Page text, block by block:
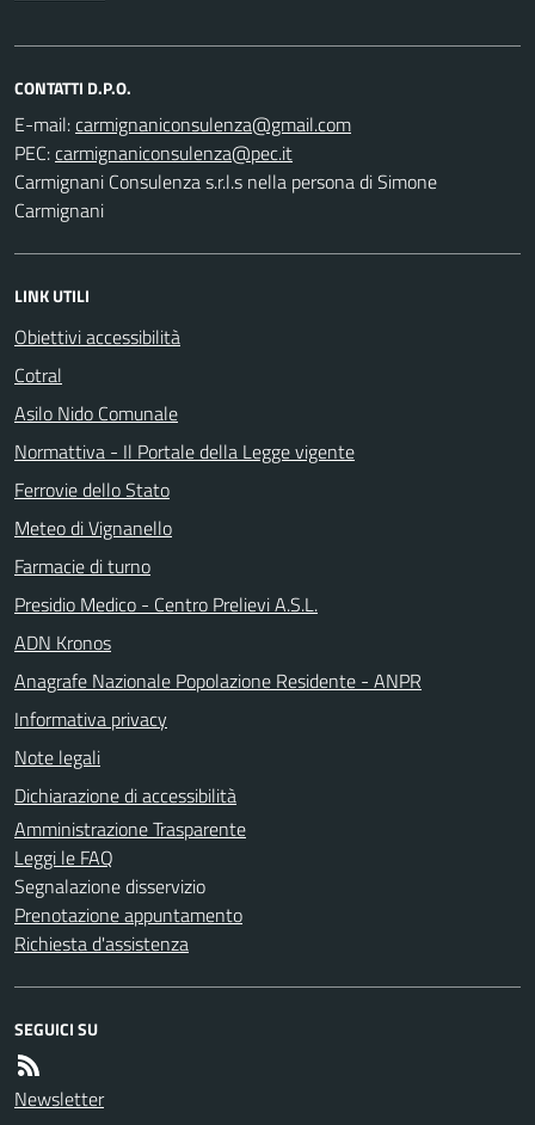
CONTATTI D.P.O.
E-mail:
PEC:
Carmignani Consulenza s.r.l.s nella persona di Simone
Carmignani
LINK UTILI
Obiettivi accessibilità
Cotral
Asilo Nido Comunale
Normattiva - Il Portale della Legge vigente
Ferrovie dello Stato
Meteo di Vignanello
Farmacie di turno
Presidio Medico - Centro Prelievi A.S.L.
ADN Kronos
Anagrafe Nazionale Popolazione Residente - ANPR
Informativa privacy
Note legali
Dichiarazione di accessibilità
Amministrazione Trasparente
Leggi le FAQ
Segnalazione disservizio
Prenotazione appuntamento
Richiesta d'assistenza
SEGUICI SU
Newsletter